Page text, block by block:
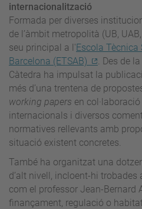
internacionalització
Formada per diverses
de l’àmbit metropolità (UB,
seu principal a l'Escola Tècnica
Barcelona (ETSAB)
. Des de
Càtedra ha impulsat la
més d’una trentena de
working papers en
internacionals i diversos
normatives rellevants amb
situació existent concretes.
També ha organitzat una
d’alt nivell, incloent-hi
com el professor Jean-Bernard
finançament, regulació o